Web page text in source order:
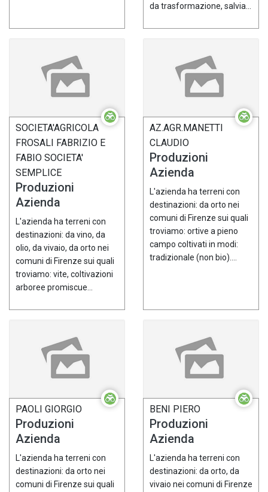
da trasformazione, salvia...
SOCIETA'AGRICOLA
FROSALI FABRIZIO E
FABIO SOCIETA'
SEMPLICE
Produzioni
Azienda
L'azienda ha terreni con
destinazioni: da vino, da
olio, da vivaio, da orto nei
comuni di Firenze sui quali
troviamo: vite, coltivazioni
arboree promiscue...
AZ.AGR.MANETTI
CLAUDIO
Produzioni
Azienda
L'azienda ha terreni con
destinazioni: da orto nei
comuni di Firenze sui quali
troviamo: ortive a pieno
campo coltivati in modi:
tradizionale (non bio)....
PAOLI GIORGIO
Produzioni
Azienda
L'azienda ha terreni con
destinazioni: da orto nei
comuni di Firenze sui quali
BENI PIERO
Produzioni
Azienda
L'azienda ha terreni con
destinazioni: da orto, da
vivaio nei comuni di Firenze